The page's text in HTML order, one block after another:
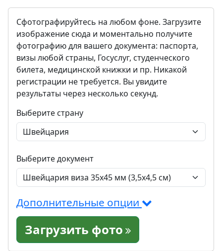
Сфотографируйтесь на любом фоне. Загрузите
изображение сюда и моментально получите
фотографию для вашего документа: паспорта,
визы любой страны, Госуслуг, студенческого
билета, медицинской книжки и пр. Никакой
регистрации не требуется. Вы увидите
результаты через несколько секунд.
Выберите страну
Выберите документ
Дополнительные опции
Загрузить фото